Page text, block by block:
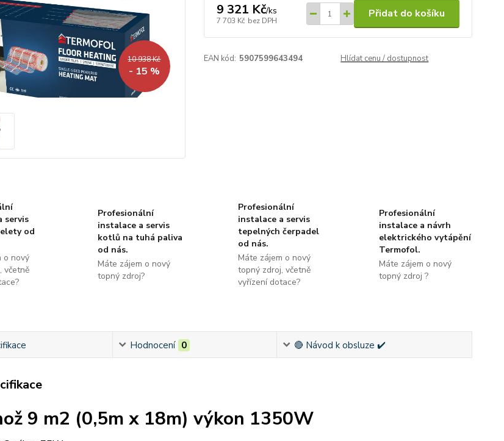
10 938 Kč
- 15 %
9 321 Kč/ks
7 703 Kč bez DPH
Přidat do košíku
EAN kód: 5907599643494 Hlídat cenu / dostupnost
servis
od
o nový
včetně
Profesionální
instalace a servis
kotlů na tuhá paliva
od nás.
Máte zájem o nový
topný zdroj?
Profesionální
instalace a servis
tepelných čerpadel
od nás.
Máte zájem o nový
topný zdroj, včetně
vyřízení dotace?
Profesionální
instalace a návrh
elektrického vytápění
Termofol.
Máte zájem o nový
topný zdroj ?
Hodnocení 0 🔴 Návod k obsluze ✔️
9 m2 (0,5m x 18m) výkon 1350W